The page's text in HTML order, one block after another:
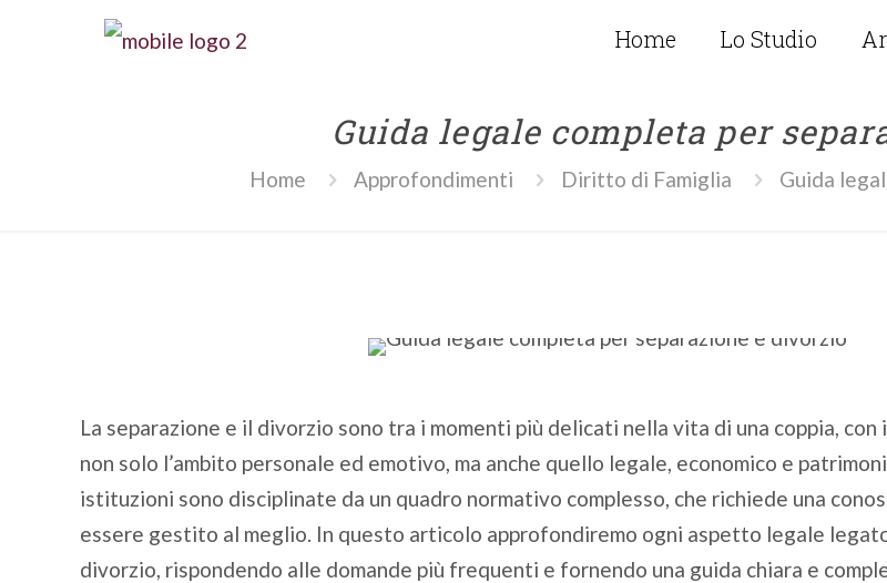
Home Lo Studio
Guida legale completa per
Home Approfondimenti Diritto di Famiglia Guida
La separazione e il divorzio sono tra i momenti più delicati nella vita di una coppia, con
non solo l’ambito personale ed emotivo, ma anche quello legale, economico e
istituzioni sono disciplinate da un quadro normativo complesso, che richiede una
essere gestito al meglio. In questo articolo approfondiremo ogni aspetto legale
divorzio, rispondendo alle domande più frequenti e fornendo una guida chiara e